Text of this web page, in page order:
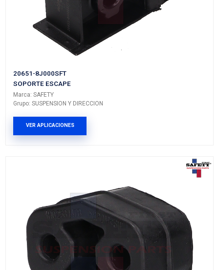
90352773SFT
SOPORTE ESCAPE
Grupo: SUSPENSION Y DIRECCION
VER APLICACIONES